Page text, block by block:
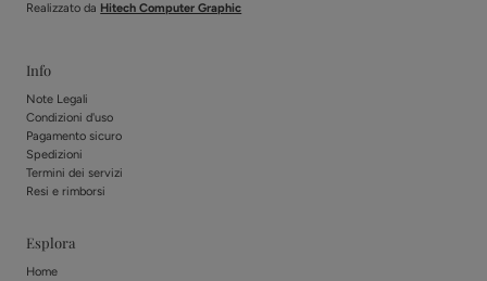
Realizzato da Hitech Computer Graphic
Info
Note Legali
Condizioni d'uso
Pagamento sicuro
Spedizioni
Termini dei servizi
Resi e rimborsi
Esplora
Home